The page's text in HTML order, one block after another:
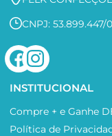
CNPJ: 53.899.447/
INSTITUCIONAL
Compre + e Ganhe
Política de